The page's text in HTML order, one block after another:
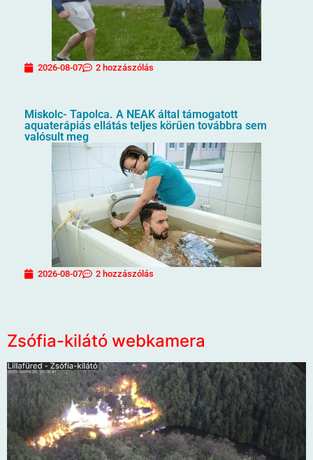
2026-08-07 2 hozzászólás
Miskolc- Tapolca. A NEAK által támogatott
aquaterápiás ellátás teljes körűen továbbra sem
valósult meg
2026-08-07 2 hozzászólás
Zsófia-kilátó webkamera